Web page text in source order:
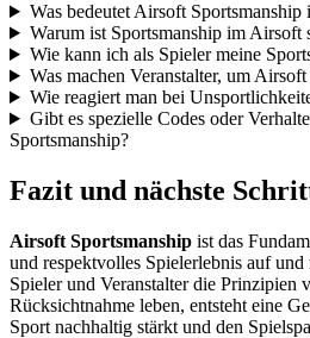
Was bedeutet Airsoft Sportsmanship
Warum ist Sportsmanship im Airsoft
Wie kann ich als Spieler meine
Was machen Veranstalter, um
Wie reagiert man bei
Gibt es spezielle Codes oder
Sportsmanship?
Fazit und nächste
Airsoft Sportsmanship ist das
und respektvolles Spielerlebnis auf
Spieler und Veranstalter die Prinzipien
Rücksichtnahme leben, entsteht eine
Sport nachhaltig stärkt und den